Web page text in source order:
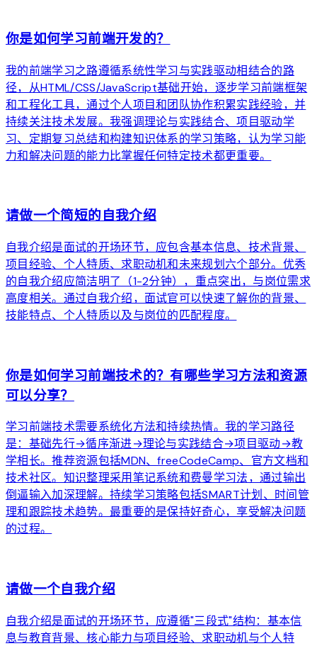
你是如何学习前端开发的？
我的前端学习之路遵循系统性学习与实践驱动相结合的路
径，从HTML/CSS/JavaScript基础开始，逐步学习前端框架
和工程化工具，通过个人项目和团队协作积累实践经验，并
持续关注技术发展。我强调理论与实践结合、项目驱动学
习、定期复习总结和构建知识体系的学习策略，认为学习能
力和解决问题的能力比掌握任何特定技术都更重要。
请做一个简短的自我介绍
自我介绍是面试的开场环节，应包含基本信息、技术背景、
项目经验、个人特质、求职动机和未来规划六个部分。优秀
的自我介绍应简洁明了（1-2分钟），重点突出，与岗位需求
高度相关。通过自我介绍，面试官可以快速了解你的背景、
技能特点、个人特质以及与岗位的匹配程度。
你是如何学习前端技术的？有哪些学习方法和资源
可以分享？
学习前端技术需要系统化方法和持续热情。我的学习路径
是：基础先行→循序渐进→理论与实践结合→项目驱动→教
学相长。推荐资源包括MDN、freeCodeCamp、官方文档和
技术社区。知识整理采用笔记系统和费曼学习法，通过输出
倒逼输入加深理解。持续学习策略包括SMART计划、时间管
理和跟踪技术趋势。最重要的是保持好奇心，享受解决问题
的过程。
请做一个自我介绍
自我介绍是面试的开场环节，应遵循"三段式"结构：基本信
息与教育背景、核心能力与项目经验、求职动机与个人特